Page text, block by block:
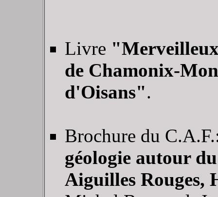
Livre "Merveilleux
de Chamonix-
d'Oisans".
Brochure du
géologie autour
Aiguilles Rouges,